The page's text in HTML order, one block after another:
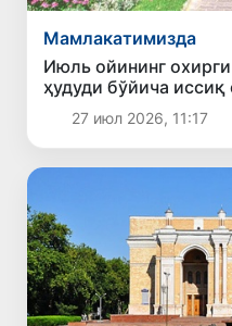
Мамлакатимизда
Июль ойининг
ҳудуди бўйича
кутилмоқда
27 июл 2026, 11:17